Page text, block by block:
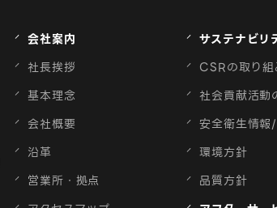
会社案内
社長挨拶
基本理念
会社概要
沿革
営業所・拠点
サステナビリ
CSRの取り組
社会貢献活動
安全衛生情報
環境方針
品質方針